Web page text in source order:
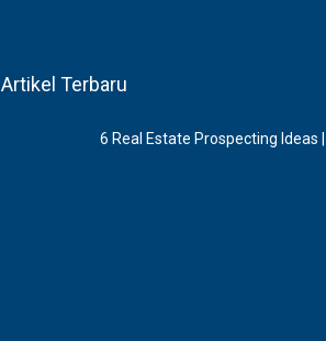
Artikel Terbaru
6 Rеаl Eѕtаtе Prоѕресtіng Idеаѕ |